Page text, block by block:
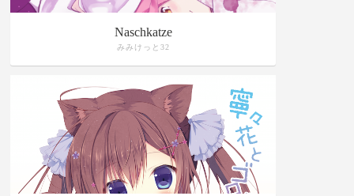
Naschkatze
みみけっと32